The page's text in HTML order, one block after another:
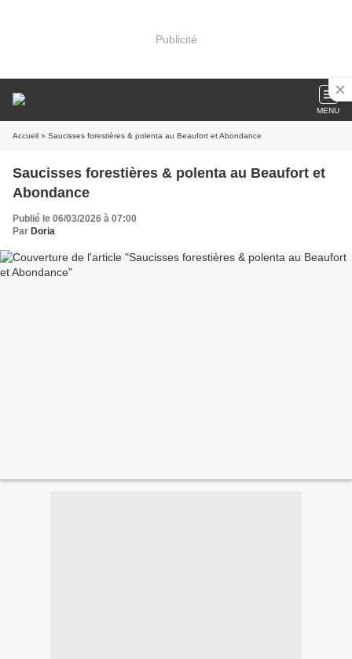
Publicité
MENU
Accueil » Saucisses forestières & polenta au Beaufort et Abondance
Saucisses forestières & polenta au Beaufort et
Abondance
Publié le 06/03/2026 à 07:00
Par Doria